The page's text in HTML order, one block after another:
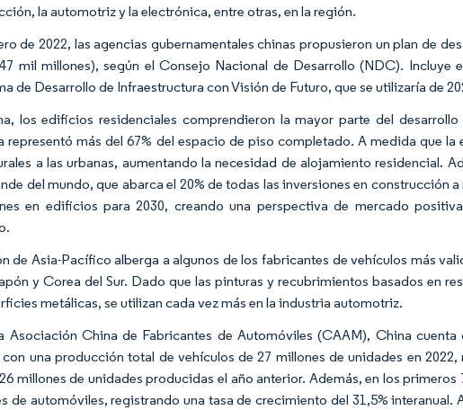
la automotriz y la electrónica, entre otras, en la región.
de 2022, las agencias gubernamentales chinas propusieron un plan de
mil millones), según el Consejo Nacional de Desarrollo (NDC). Incluye
de Desarrollo de Infraestructura con Visión de Futuro, que se utilizaría de
los edificios residenciales comprendieron la mayor parte del
representó más del 67% del espacio de piso completado. A medida que la
a las urbanas, aumentando la necesidad de alojamiento residencial.
del mundo, que abarca el 20% de todas las inversiones en construcción
en edificios para 2030, creando una perspectiva de mercado
de Asia-Pacífico alberga a algunos de los fabricantes de vehículos más
y Corea del Sur. Dado que las pinturas y recubrimientos basados en
metálicas, se utilizan cada vez más en la industria automotriz.
Asociación China de Fabricantes de Automóviles (CAAM), China
una producción total de vehículos de 27 millones de unidades en
millones de unidades producidas el año anterior. Además, en los
de automóviles, registrando una tasa de crecimiento del 31,5% interanual.